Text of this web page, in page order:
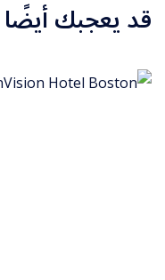
قد يعجبك أيضًا